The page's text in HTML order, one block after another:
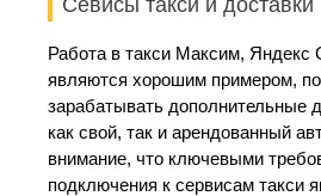
Работа в такси Максим, Яндекс
являются хорошим примером,
зарабатывать дополнительные
как свой, так и арендованный
внимание, что ключевыми
подключения к сервисам такси